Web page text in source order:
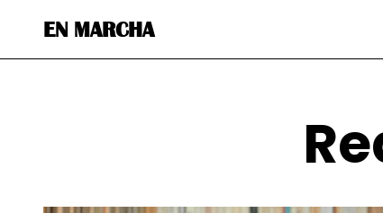
EN MARCHA